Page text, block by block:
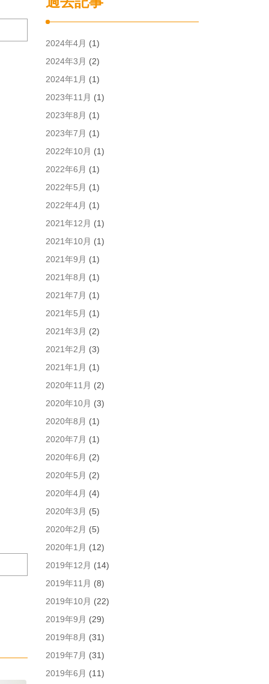
次
2024年4月 (1)
2024年3月 (2)
2024年1月 (1)
2023年11月 (1)
2023年8月 (1)
2023年7月 (1)
2022年10月 (1)
2022年6月 (1)
2022年5月 (1)
2022年4月 (1)
2021年12月 (1)
2021年10月 (1)
2021年9月 (1)
2021年8月 (1)
2021年7月 (1)
2021年5月 (1)
2021年3月 (2)
2021年2月 (3)
2021年1月 (1)
2020年11月 (2)
2020年10月 (3)
2020年8月 (1)
2020年7月 (1)
2020年6月 (2)
2020年5月 (2)
2020年4月 (4)
2020年3月 (5)
2020年2月 (5)
2020年1月 (12)
2019年12月 (14)
2019年11月 (8)
2019年10月 (22)
2019年9月 (29)
2019年8月 (31)
2019年7月 (31)
2019年6月 (11)